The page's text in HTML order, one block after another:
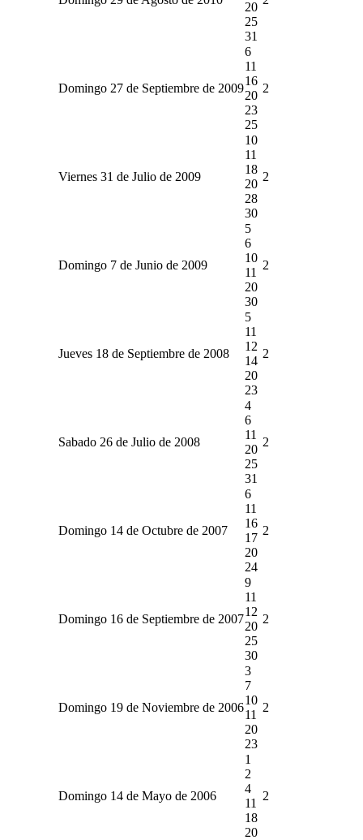
20
25
31
Domingo 27 de Septiembre de 2009
6
11
16
20
23
25
2
Viernes 31 de Julio de 2009
10
11
18
20
28
30
2
Domingo 7 de Junio de 2009
5
6
10
11
20
30
2
Jueves 18 de Septiembre de 2008
5
11
12
14
20
23
2
Sabado 26 de Julio de 2008
4
6
11
20
25
31
2
Domingo 14 de Octubre de 2007
6
11
16
17
20
24
2
Domingo 16 de Septiembre de 2007
9
11
12
20
25
30
2
Domingo 19 de Noviembre de 2006
3
7
10
11
20
23
2
Domingo 14 de Mayo de 2006
1
2
4
11
18
20
2